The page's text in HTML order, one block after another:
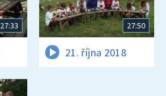
27:33 27:50
21. října 2018